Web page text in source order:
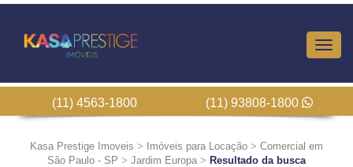
(11) 4563-1800 (11) 93808-1800
Kasa Prestige Imoveis > Imóveis para Locação > Comercial em
São Paulo - SP > Jardim Europa > Resultado da busca